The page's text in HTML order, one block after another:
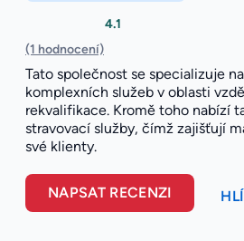
4.1
(1 hodnocení)
Tato společnost se specializuje
komplexních služeb v oblasti
rekvalifikace. Kromě toho nabízí
stravovací služby, čímž zajišťují
své klienty.
NAPSAT RECENZI